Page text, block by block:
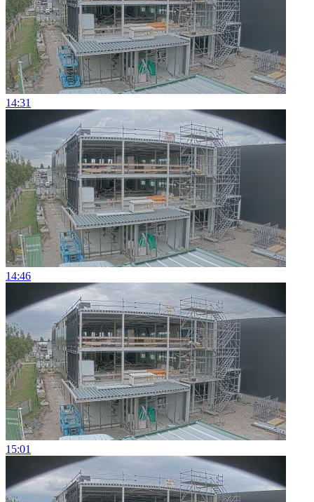
14:31
14:46
15:01